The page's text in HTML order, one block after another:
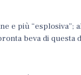
e più “esplosiva”;
beva di questa